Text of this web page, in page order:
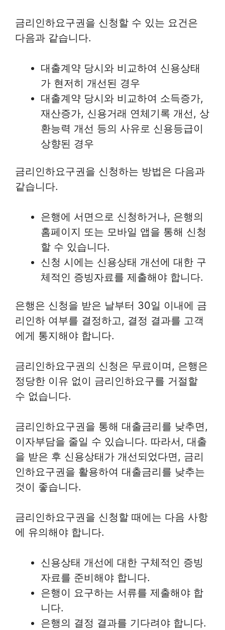
금리인하요구권을 신청할 수 있는 요건은
다음과 같습니다.
대출계약 당시와 비교하여 신용상태
가 현저히 개선된 경우
대출계약 당시와 비교하여 소득증가,
재산증가, 신용거래 연체기록 개선, 상
환능력 개선 등의 사유로 신용등급이
상향된 경우
금리인하요구권을 신청하는 방법은 다음과
같습니다.
은행에 서면으로 신청하거나, 은행의
홈페이지 또는 모바일 앱을 통해 신청
할 수 있습니다.
신청 시에는 신용상태 개선에 대한 구
체적인 증빙자료를 제출해야 합니다.
은행은 신청을 받은 날부터 30일 이내에 금
리인하 여부를 결정하고, 결정 결과를 고객
에게 통지해야 합니다.
금리인하요구권의 신청은 무료이며, 은행은
정당한 이유 없이 금리인하요구를 거절할
수 없습니다.
금리인하요구권을 통해 대출금리를 낮추면,
이자부담을 줄일 수 있습니다. 따라서, 대출
을 받은 후 신용상태가 개선되었다면, 금리
인하요구권을 활용하여 대출금리를 낮추는
것이 좋습니다.
금리인하요구권을 신청할 때에는 다음 사항
에 유의해야 합니다.
신용상태 개선에 대한 구체적인 증빙
자료를 준비해야 합니다.
은행이 요구하는 서류를 제출해야 합
니다.
은행의 결정 결과를 기다려야 합니다.